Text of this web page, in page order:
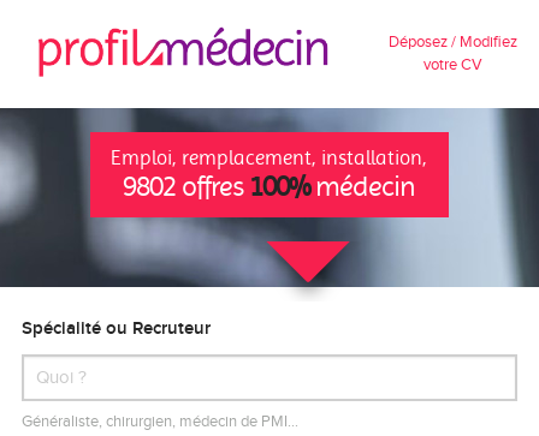
Déposez / Modifiez
votre CV
Emploi, remplacement, installation,
9802 offres 100%médecin
Spécialité ou Recruteur
Généraliste, chirurgien, médecin de PMI…